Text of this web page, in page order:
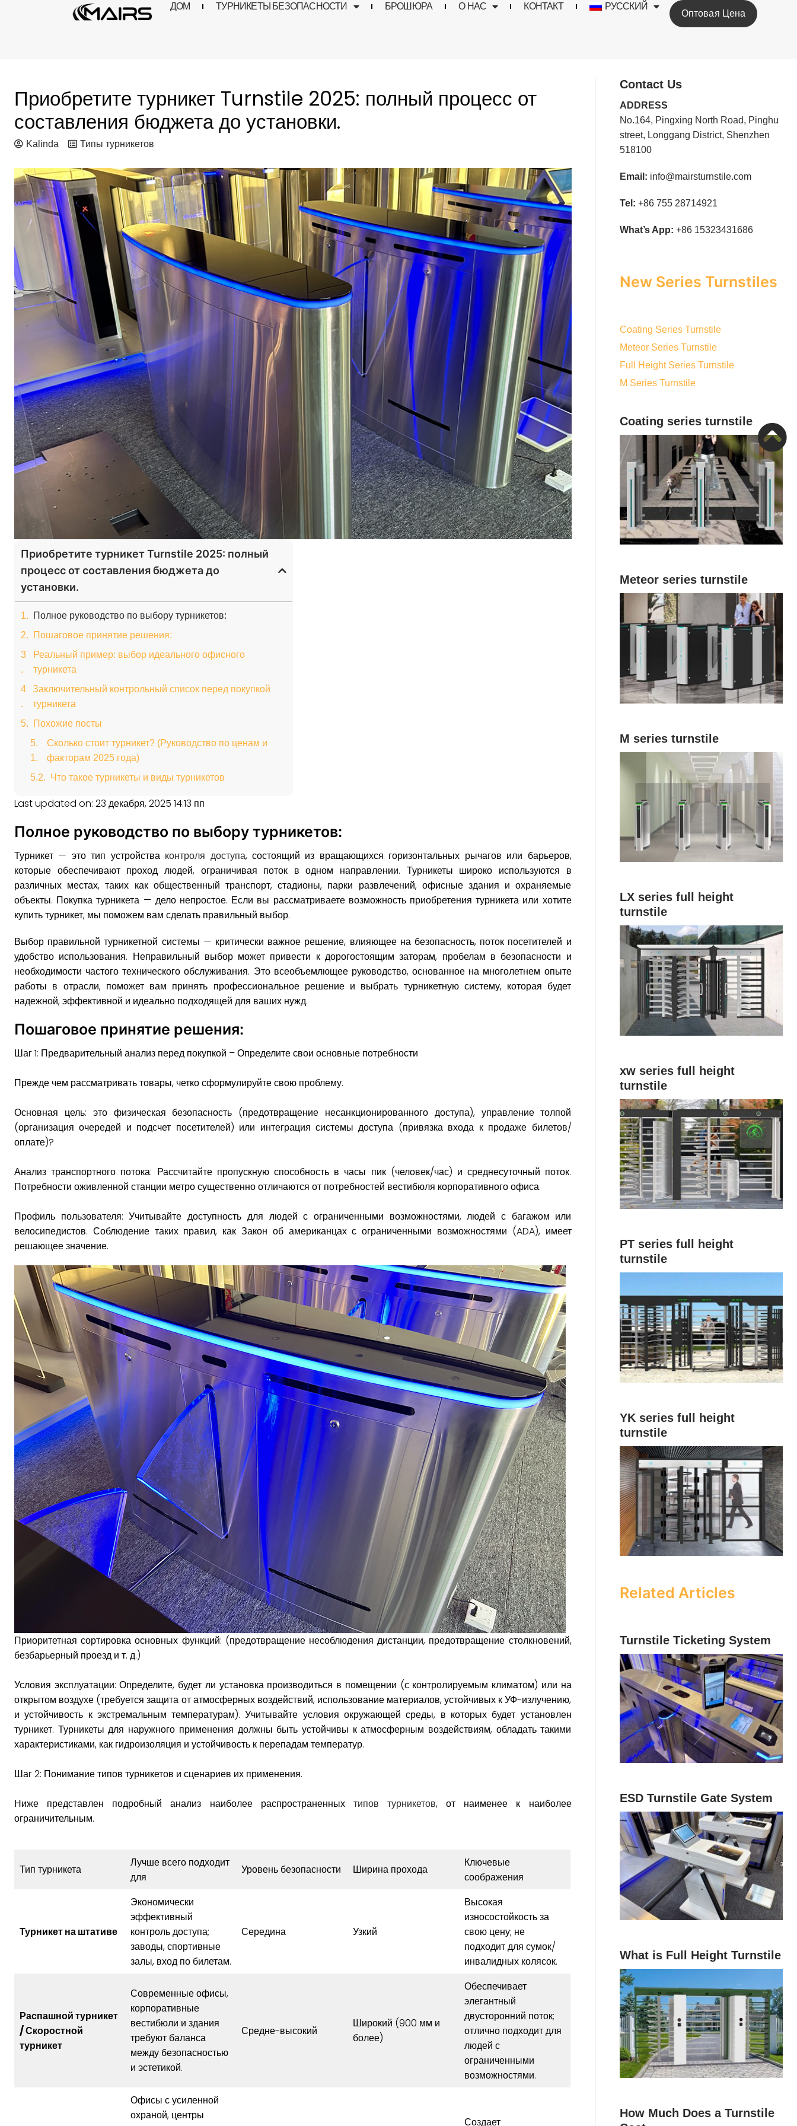
ДОМ ТУРНИКЕТЫ БЕЗОПАСНОСТИ БРОШЮРА О НАС КОНТАКТ РУССКИЙ
Оптовая Цена
Приобретите турникет Turnstile 2025: полный процесс от
составления бюджета до установки.
Kalinda Типы турникетов
Приобретите турникет Turnstile 2025: полный
процесс от составления бюджета до
установки.
Полное руководство по выбору турникетов:
Пошаговое принятие решения:
Реальный пример: выбор идеального офисного
турникета
Заключительный контрольный список перед покупкой
турникета
Похожие посты
Сколько стоит турникет? (Руководство по ценам и
факторам 2025 года)
Что такое турникеты и виды турникетов
Last updated on: 23 декабря, 2025 14:13 пп
Полное руководство по выбору турникетов:
Турникет — это тип устройства контроля доступа, состоящий из вращающихся горизонтальных рычагов или барьеров,
которые обеспечивают проход людей, ограничивая поток в одном направлении. Турникеты широко используются в
различных местах, таких как общественный транспорт, стадионы, парки развлечений, офисные здания и охраняемые
объекты. Покупка турникета — дело непростое. Если вы рассматриваете возможность приобретения турникета или хотите
купить турникет, мы поможем вам сделать правильный выбор.
Выбор правильной турникетной системы — критически важное решение, влияющее на безопасность, поток посетителей и
удобство использования. Неправильный выбор может привести к дорогостоящим заторам, пробелам в безопасности и
необходимости частого технического обслуживания. Это всеобъемлющее руководство, основанное на многолетнем опыте
работы в отрасли, поможет вам принять профессиональное решение и выбрать турникетную систему, которая будет
надежной, эффективной и идеально подходящей для ваших нужд.
Пошаговое принятие решения:
Шаг 1: Предварительный анализ перед покупкой – Определите свои основные потребности
Прежде чем рассматривать товары, четко сформулируйте свою проблему.
Основная цель: это физическая безопасность (предотвращение несанкционированного доступа), управление толпой
(организация очередей и подсчет посетителей) или интеграция системы доступа (привязка входа к продаже билетов/
оплате)?
Анализ транспортного потока: Рассчитайте пропускную способность в часы пик (человек/час) и среднесуточный поток.
Потребности оживленной станции метро существенно отличаются от потребностей вестибюля корпоративного офиса.
Профиль пользователя: Учитывайте доступность для людей с ограниченными возможностями, людей с багажом или
велосипедистов. Соблюдение таких правил, как Закон об американцах с ограниченными возможностями (ADA), имеет
решающее значение.
Приоритетная сортировка основных функций: (предотвращение несоблюдения дистанции, предотвращение столкновений,
безбарьерный проезд и т. д.)
Условия эксплуатации: Определите, будет ли установка производиться в помещении (с контролируемым климатом) или на
открытом воздухе (требуется защита от атмосферных воздействий, использование материалов, устойчивых к УФ-излучению,
и устойчивость к экстремальным температурам). Учитывайте условия окружающей среды, в которых будет установлен
турникет. Турникеты для наружного применения должны быть устойчивы к атмосферным воздействиям, обладать такими
характеристиками, как гидроизоляция и устойчивость к перепадам температур.
Шаг 2: Понимание типов турникетов и сценариев их применения.
Ниже представлен подробный анализ наиболее распространенных типов турникетов, от наименее к наиболее
ограничительным.
Тип турникета
Лучше всего подходит
для
Уровень безопасности Ширина прохода
Ключевые
соображения
Турникет на штативе
Экономически
эффективный
контроль доступа;
заводы, спортивные
залы, вход по билетам.
Середина Узкий
Высокая
износостойкость за
свою цену; не
подходит для сумок/
инвалидных колясок.
Распашной турникет
/ Скоростной
турникет
Современные офисы,
корпоративные
вестибюли и здания
требуют баланса
между безопасностью
и эстетикой.
Средне-высокий
Широкий (900 мм и
более)
Обеспечивает
элегантный
двусторонний поток;
отлично подходит для
людей с
ограниченными
возможностями.
Офисы с усиленной
охраной, центры
Создает
Contact Us
ADDRESS
No.164, Pingxing North Road, Pinghu
street, Longgang District, Shenzhen
518100
Email: info@mairsturnstile.com
Tel: +86 755 28714921
What’s App: +86 15323431686
New Series Turnstiles
Coating Series Turnstile
Meteor Series Turnstile
Full Height Series Turnstile
M Series Turnstile
Coating series turnstile
Meteor series turnstile
M series turnstile
LX series full height
turnstile
xw series full height
turnstile
PT series full height
turnstile
YK series full height
turnstile
Related Articles
Turnstile Ticketing System
ESD Turnstile Gate System
What is Full Height Turnstile
How Much Does a Turnstile